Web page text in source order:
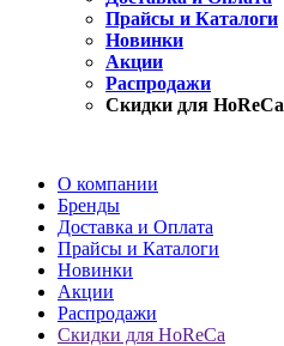
Прайсы и Каталоги
Новинки
Акции
Распродажи
Скидки для HoReCa
О компании
Бренды
Доставка и Оплата
Прайсы и Каталоги
Новинки
Акции
Распродажи
Скидки для HoReCa